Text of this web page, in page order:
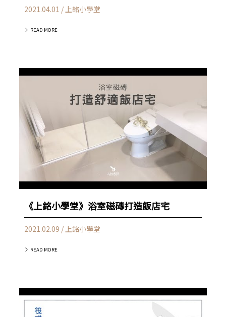
2021.04.01 / 上銘小學堂
READ MORE
《上銘小學堂》浴室磁磚打造飯店宅
2021.02.09 / 上銘小學堂
READ MORE